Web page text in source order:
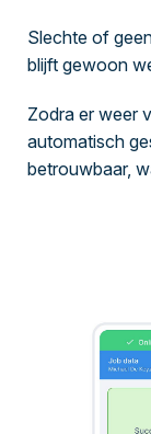
Slechte of
blijft gewoon
Zodra er weer
automatisch
betrouwbaar,